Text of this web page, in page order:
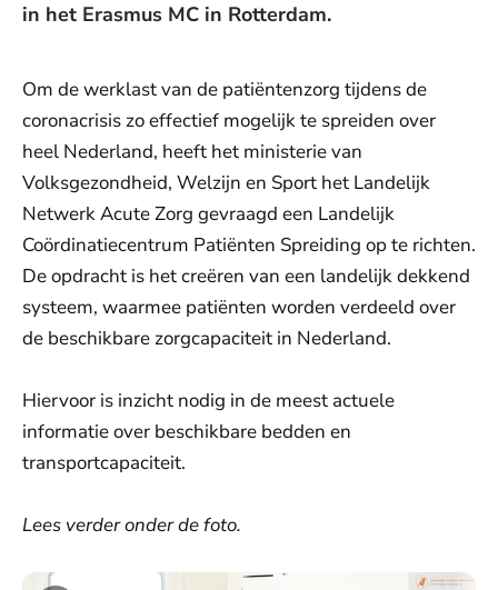
in het Erasmus MC in Rotterdam.
Om de werklast van de patiëntenzorg tijdens de
coronacrisis zo effectief mogelijk te spreiden over
heel Nederland, heeft het ministerie van
Volksgezondheid, Welzijn en Sport het Landelijk
Netwerk Acute Zorg gevraagd een Landelijk
Coördinatiecentrum Patiënten Spreiding op te richten.
De opdracht is het creëren van een landelijk dekkend
systeem, waarmee patiënten worden verdeeld over
de beschikbare zorgcapaciteit in Nederland.
Hiervoor is inzicht nodig in de meest actuele
informatie over beschikbare bedden en
transportcapaciteit.
Lees verder onder de foto.